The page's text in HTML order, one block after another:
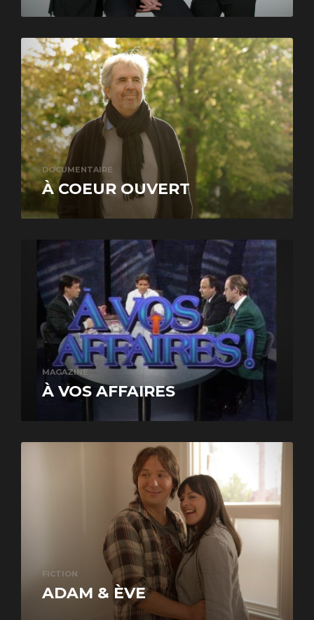
DOCUMENTAIRE
À COEUR OUVERT
MAGAZINE
À VOS AFFAIRES
FICTION
ADAM & ÈVE